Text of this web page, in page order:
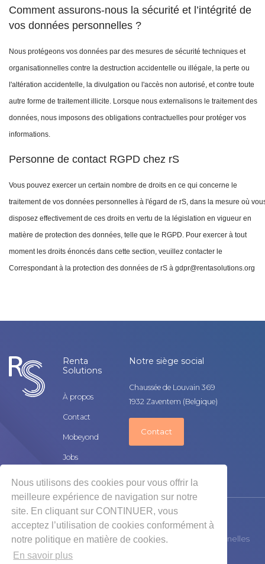
Nous utilisons des cookies pour vous offrir la
meilleure expérience de navigation sur notre
site. En cliquant sur CONTINUER, vous
acceptez l’utilisation de cookies conformément à
notre politique en matière de cookies.
En savoir plus
Comment assurons-nous la sécurité et l’intégrité de
vos données personnelles ?
Nous protégeons vos données par des mesures de sécurité techniques et
organisationnelles contre la destruction accidentelle ou illégale, la perte ou
l'altération accidentelle, la divulgation ou l'accès non autorisé, et contre toute
autre forme de traitement illicite. Lorsque nous externalisons le traitement des
données, nous imposons des obligations contractuelles pour protéger vos
informations.
Personne de contact RGPD chez rS
Vous pouvez exercer un certain nombre de droits en ce qui concerne le
traitement de vos données personnelles à l'égard de rS, dans la mesure où
disposez effectivement de ces droits en vertu de la législation en vigueur en
matière de protection des données, telle que le RGPD. Pour exercer à tout
moment les droits énoncés dans cette section, veuillez contacter le
Correspondant à la protection des données de rS à gdpr@rentasolutions.org
Renta
Solutions
À propos
Contact
Mobeyond
Jobs
Notre siège social
Chaussée de Louvain 369
1932 Zaventem (Belgique)
Contact
2025 © Renta Solutions, tous droits réservés
DisclaimerPolitique de protection des données personnelles